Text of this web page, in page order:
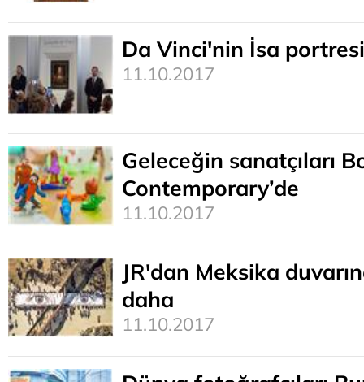
Da Vinci'nin İsa
11.10.2017
Geleceğin sanatçıları
Contemporary’de
11.10.2017
JR'dan Meksika
daha
11.10.2017